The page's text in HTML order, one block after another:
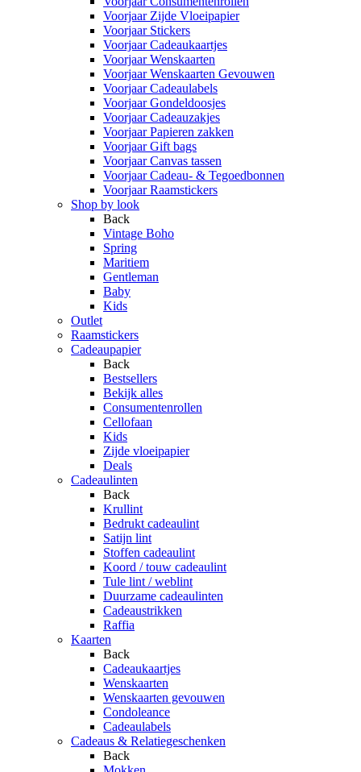
Voorjaar Zijde Vloeipapier
Voorjaar Stickers
Voorjaar Cadeaukaartjes
Voorjaar Wenskaarten
Voorjaar Wenskaarten Gevouwen
Voorjaar Cadeaulabels
Voorjaar Gondeldoosjes
Voorjaar Cadeauzakjes
Voorjaar Papieren zakken
Voorjaar Gift bags
Voorjaar Canvas tassen
Voorjaar Cadeau- & Tegoedbonnen
Voorjaar Raamstickers
Shop by look
Back
Vintage Boho
Spring
Maritiem
Gentleman
Baby
Kids
Outlet
Raamstickers
Cadeaupapier
Back
Bestsellers
Bekijk alles
Consumentenrollen
Cellofaan
Kids
Zijde vloeipapier
Deals
Cadeaulinten
Back
Krullint
Bedrukt cadeaulint
Satijn lint
Stoffen cadeaulint
Koord / touw cadeaulint
Tule lint / weblint
Duurzame cadeaulinten
Cadeaustrikken
Raffia
Kaarten
Back
Cadeaukaartjes
Wenskaarten
Wenskaarten gevouwen
Condoleance
Cadeaulabels
Cadeaus & Relatiegeschenken
Back